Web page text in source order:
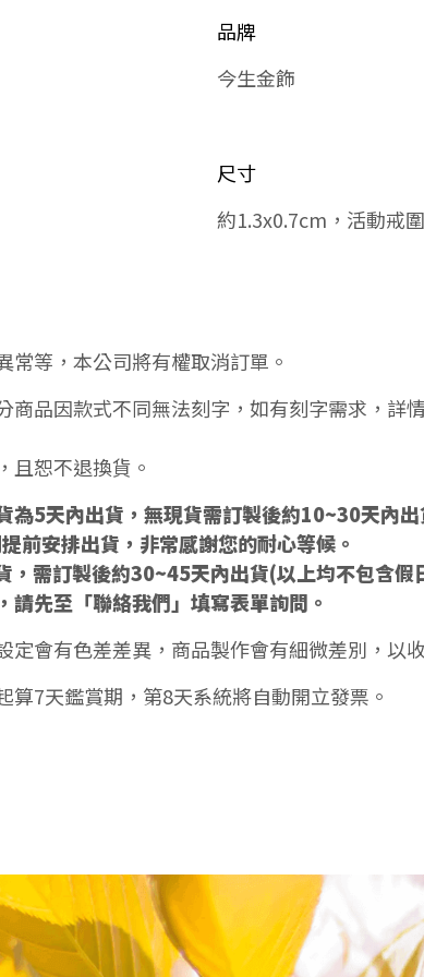
品牌
今生金飾
尺寸
約1.3x0.7cm，活動戒
常等，本公司將有權取消訂單。
商品因款式不同無法刻字，如有刻字需求，詳
且恕不退換貨。
5天內出貨，無現貨需訂製後約10~30天內
前安排出貨，非常感謝您的耐心等候。
需訂製後約30~45天內出貨(以上均不包含假
先至「聯絡我們」填寫表單詢問。
會有色差差異，商品製作會有細微差別，以
算7天鑑賞期，第8天系統將自動開立發票。